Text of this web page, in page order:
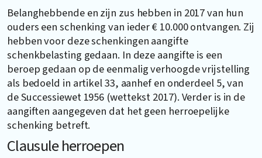
Belanghebbende en zijn zus hebben in 2017 van hun
ouders een schenking van ieder € 10.000 ontvangen. Zij
hebben voor deze schenkingen aangifte
schenkbelasting gedaan. In deze aangifte is een
beroep gedaan op de eenmalig verhoogde vrijstelling
als bedoeld in artikel 33, aanhef en onderdeel 5, van
de Successiewet 1956 (wettekst 2017). Verder is in de
aangiften aangegeven dat het geen herroepelijke
schenking betreft.
Clausule herroepen